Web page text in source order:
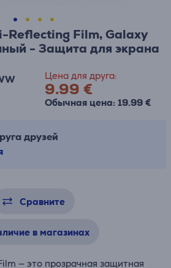
Reflecting Film, Galaxy
- Защита для экрана
Цена для друга:
9.99 €
Обычная цена: 19.99 €
друзей
Сравните
в магазинах
— это прозрачная защитная